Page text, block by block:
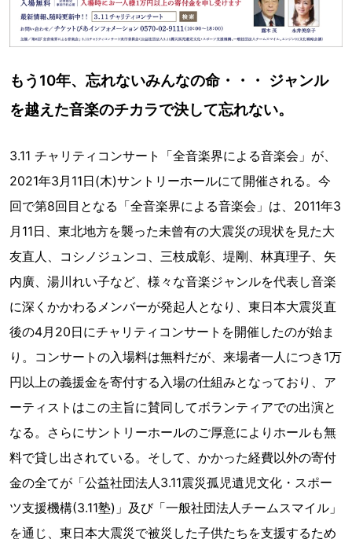
もう10年、忘れないみんなの命・・・ ジャンル
を越えた音楽のチカラで決して忘れない。
3.11 チャリティコンサート「全音楽界による音楽会」が、
2021年3月11日(木)サントリーホールにて開催される。今
回で第8回目となる「全音楽界による音楽会」は、2011年3
月11日、東北地方を襲った未曾有の大震災の現状を見た大
友直人、コシノジュンコ、三枝成彰、堤剛、林真理子、矢
内廣、湯川れい子など、様々な音楽ジャンルを代表し音楽
に深くかかわるメンバーが発起人となり、東日本大震災直
後の4月20日にチャリティコンサートを開催したのが始ま
り。コンサートの入場料は無料だが、来場者一人につき1万
円以上の義援金を寄付する入場の仕組みとなっており、ア
ーティストはこの主旨に賛同してボランティアでの出演と
なる。さらにサントリーホールのご厚意によりホールも無
料で貸し出されている。そして、かかった経費以外の寄付
金の全てが「公益社団法人3.11震災孤児遺児文化・スポー
ツ支援機構(3.11塾)」及び「一般社団法人チームスマイル」
を通じ、東日本大震災で被災した子供たちを支援するため